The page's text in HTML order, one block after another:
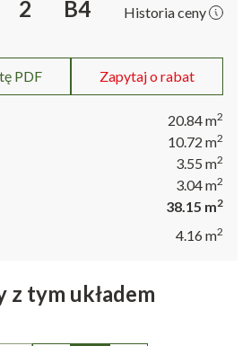
Bulwar Gdański 9/U7
70-601 Szczecin
2 B4 Historia ceny
PDF Zapytaj o rabat
20.84m2
10.72 m2
3.55 m2
3.04m2
38.15 m2
4.16m2
tym układem